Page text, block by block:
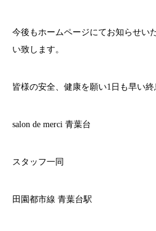
今後もホームページにてお知らせい
い致します。
皆様の安全、健康を願い1 日も早い
salon de merci 青葉台
スタッフ一同
田園都市線 青葉台駅